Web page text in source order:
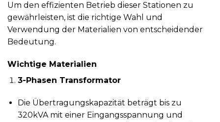
Um den effizienten Betrieb dieser Stationen zu
gewährleisten, ist die richtige Wahl und
Verwendung der Materialien von entscheidender
Bedeutung.
Wichtige Materialien
3-Phasen Transformator
Die Übertragungskapazität beträgt bis zu
320kVA mit einer Eingangsspannung und